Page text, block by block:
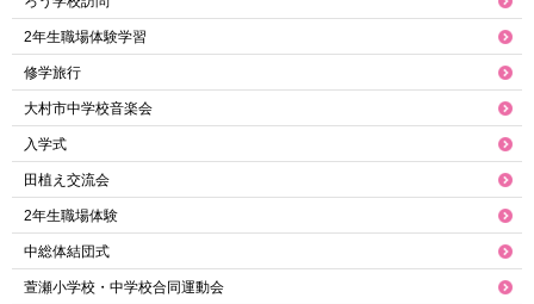
2年生職場体験学習
修学旅行
大村市中学校音楽会
入学式
田植え交流会
2年生職場体験
中総体結団式
萱瀬小学校・中学校合同運動会